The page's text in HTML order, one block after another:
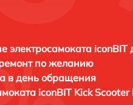
электросамоката iconBIT
по желанию
в день обращения
iconBIT Kick